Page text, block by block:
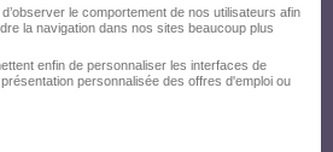
Hellowork et
candidature !
le comportement de nos utilisateurs afin
la navigation dans nos sites beaucoup plus
enfin de personnaliser les interfaces de
personnalisée des offres d'emploi ou